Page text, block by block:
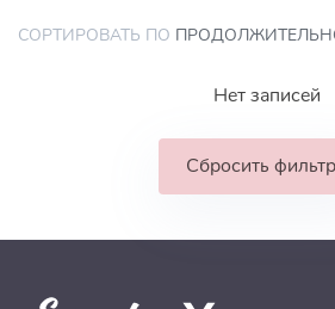
СОРТИРОВАТЬ ПО
Нет записей
Сбросить